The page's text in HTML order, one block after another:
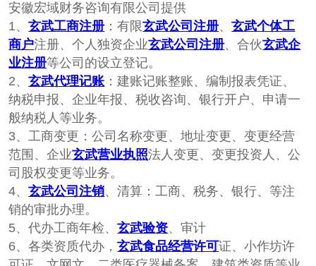
安徽宏域财务咨询有限公司提供
1、玄武工商注册 ：‌‌有限玄武公司注册、玄武个体工
商户注册、个人独‌‌资企业玄武公司注册、合伙玄武企
业注册等公司的设立登记。
2、玄武代理记账 ：建账记账整账、编制报表凭证、
纳税申报、企业年报、税收咨询、银行开户、申请一
般纳税人等业务。
3、工商变更：公司名称变更、地址变更、变更经营
范围、企业玄武营业执照法人变更、变更投资人、公
司股权变更等业务。
4、玄武公司注销、清算：工商、税务、银行、等注
销的审批办理。
5、代办工商年检、玄武验资、审计
6、各类资质代办，玄武食品经营许可证、小作坊许